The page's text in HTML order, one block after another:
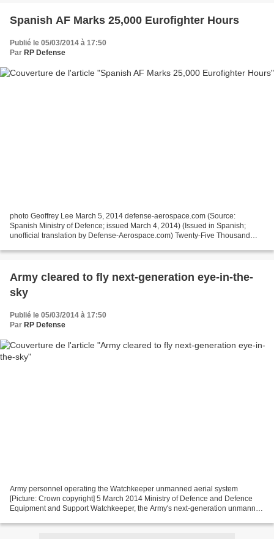
Spanish AF Marks 25,000 Eurofighter Hours
Publié le 05/03/2014 à 17:50
Par RP Defense
photo Geoffrey Lee March 5, 2014 defense-aerospace.com (Source:
Spanish Ministry of Defence; issued March 4, 2014) (Issued in Spanish;
unofficial translation by Defense-Aerospace.com) Twenty-Five Thousand
Army cleared to fly next-generation eye-in-the-
sky
Publié le 05/03/2014 à 17:50
Par RP Defense
Army personnel operating the Watchkeeper unmanned aerial system
[Picture: Crown copyright] 5 March 2014 Ministry of Defence and Defence
Equipment and Support Watchkeeper, the Army's next-generation unmanned